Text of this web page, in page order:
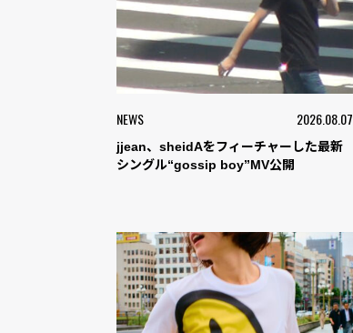
NEWS 2026.08.07
jjean、sheidAをフィーチャーした最新
シングル“gossip boy”MV公開